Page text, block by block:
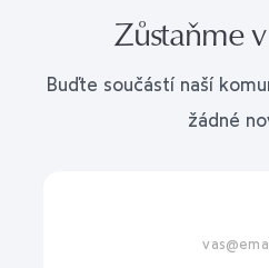
Zůstaňme
Buďte součástí naší
žádné